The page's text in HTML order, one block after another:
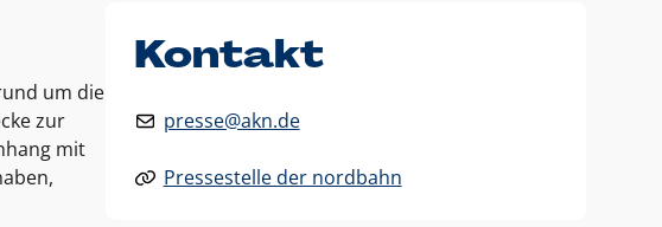
um die
zur
mit
Kontakt
presse@akn.de
Pressestelle der nordbahn